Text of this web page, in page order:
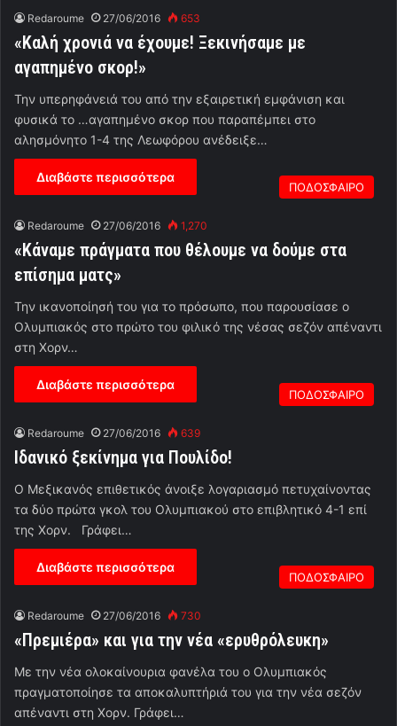
Redaroume 27/06/2016 653
«Καλή χρονιά να έχουμε! Ξεκινήσαμε με
αγαπημένο σκορ!»
Την υπερηφάνειά του από την εξαιρετική εμφάνιση και
φυσικά το …αγαπημένο σκορ που παραπέμπει στο
αλησμόνητο 1-4 της Λεωφόρου ανέδειξε…
Διαβάστε περισσότερα
ΠΟΔΟΣΦΑΙΡΟ
Redaroume 27/06/2016 1,270
«Κάναμε πράγματα που θέλουμε να δούμε στα
επίσημα ματς»
Την ικανοποίησή του για το πρόσωπο, που παρουσίασε ο
Ολυμπιακός στο πρώτο του φιλικό της νέσας σεζόν απέναντι
στη Χορν…
Διαβάστε περισσότερα
ΠΟΔΟΣΦΑΙΡΟ
Redaroume 27/06/2016 639
Ιδανικό ξεκίνημα για Πουλίδο!
Ο Μεξικανός επιθετικός άνοιξε λογαριασμό πετυχαίνοντας
τα δύο πρώτα γκολ του Ολυμπιακού στο επιβλητικό 4-1 επί
της Χορν. Γράφει…
Διαβάστε περισσότερα
ΠΟΔΟΣΦΑΙΡΟ
Redaroume 27/06/2016 730
«Πρεμιέρα» και για την νέα «ερυθρόλευκη»
Με την νέα ολοκαίνουρια φανέλα του ο Ολυμπιακός
πραγματοποίησε τα αποκαλυπτήριά του για την νέα σεζόν
απέναντι στη Χορν. Γράφει…